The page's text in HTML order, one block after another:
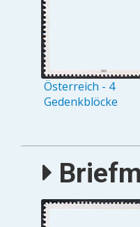
Österreich - 4
Gedenkblöcke